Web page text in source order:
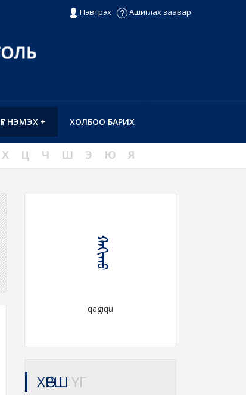
Нэвтрэх Ашиглах заавар
ХОЛБОО БАРИХ
ҮГ НЭМЭХ +
Х Ц Ч Ш Э Ю Я
ᠬᠠᠭᠢᠬᠤ
qagiqu
ХӨРШ ҮГ